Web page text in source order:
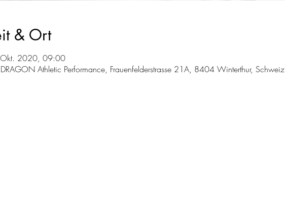
& Ort
2020, 09:00
DRAGON Athletic Performance, Frauenfelderstrasse 21A, 8404 Winterthur, Schweiz